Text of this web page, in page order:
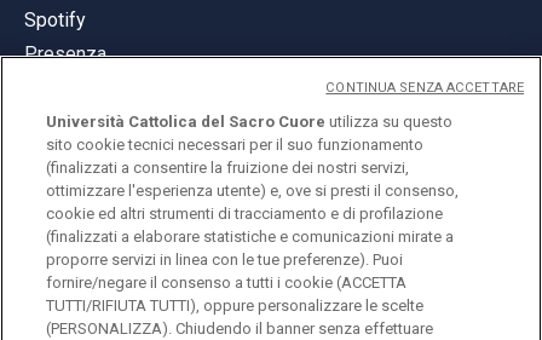
Spotify
Presenza
© Università Cattolica del Sacro Cuore
Largo A. Gemelli 1, 20123 Milano
PI 02133120150
Università Cattolica del Sacro Cuore utilizza su questo
sito cookie tecnici necessari per il suo funzionamento
(finalizzati a consentire la fruizione dei nostri servizi,
ottimizzare l'esperienza utente) e, ove si presti il consenso,
cookie ed altri strumenti di tracciamento e di profilazione
(finalizzati a elaborare statistiche e comunicazioni mirate a
proporre servizi in linea con le tue preferenze). Puoi
fornire/negare il consenso a tutti i cookie (ACCETTA
TUTTI/RIFIUTA TUTTI), oppure personalizzare le scelte
(PERSONALIZZA). Chiudendo il banner senza effettuare
CONTINUA SENZA ACCETTARE